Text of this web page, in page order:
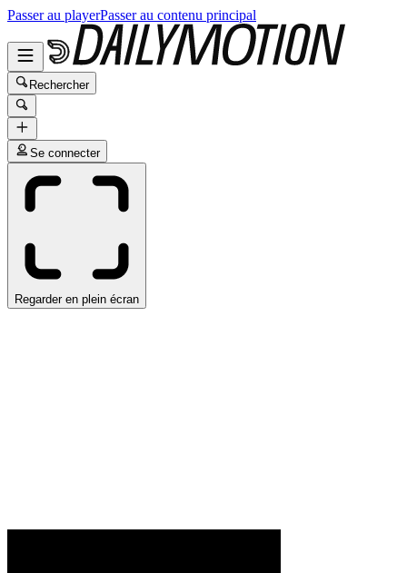
Passer au playerPasser au contenu principal
Rechercher
Se connecter
Regarder en plein écran